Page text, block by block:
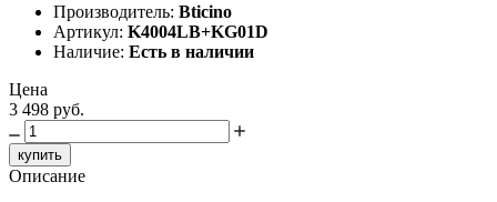
Производитель: Bticino
Артикул: K4004LB+KG01D
Наличие: Есть в наличии
Цена
3 498 руб.
купить
Описание